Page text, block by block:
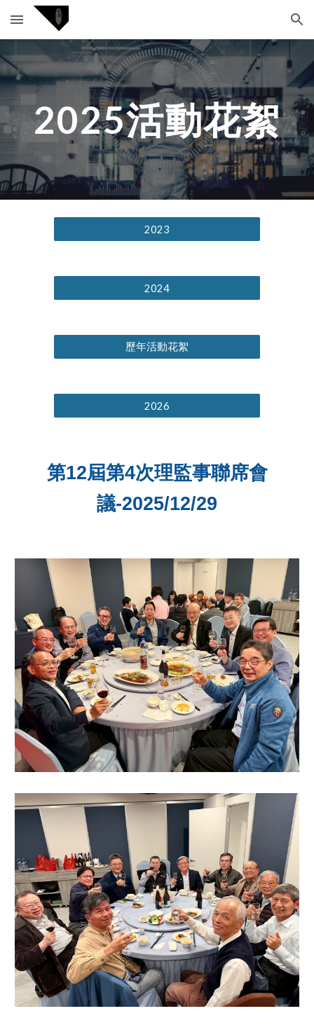
Skip to main content Skip to navigation
2025活動花絮
2023
2024
歷年活動花絮
2026
第12屆第4次理監事聯席會
議-2025/12/29